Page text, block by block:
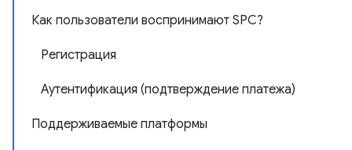
Как пользователи воспринимают SPC?
Регистрация
Аутентификация (подтверждение платежа)
Поддерживаемые платформы